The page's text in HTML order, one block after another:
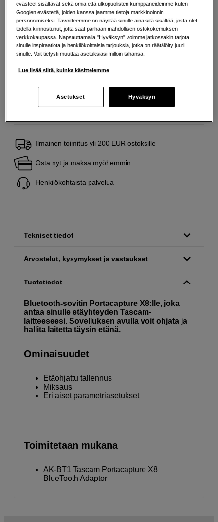
Lisää tietoa
35 EUR
Maksa heti tai jaa useampaan osamaksuun
Ilmainen toimitus yli 200 EUR ostoksille
Osta nyt ja maksa myöhemmin
Henkilökohtaista palvelua
Tekniset tiedot
Arvostelut, kysymykset ja vastaukset
Tuotetiedot
Bluetooth-sovitin Portacapture X8:lle, joka
antaa sinulle etäyhteyden Tascam-
laitteeseesi. Sovelluksen avulla voit ohjata ja
hallita laitetta täysin etänä.
Ominaisuudet
Etäohjattu tallennus
Miksaus
Erilaiset parametriasetukset
Toimitetaan mukana
AK-BT1 Tascam Portacapture X8
BlueTooth Adaptor
evästeet sisältävät sekä omia että ulkopuolisten kumppaneidemme kuten
Googlen evästeitä, joiden kanssa jaamme tietoja markkinoinnin
personoimiseksi. Tavoitteemme on näyttää sinulle aina sitä sisältöä, josta olet
todella kiinnostunut, jotta saat parhaan mahdollisen ostokokemuksen
verkkokaupassa. Napsauttamalla "Hyväksyn" voimme jatkossakin tarjota
sinulle inspiraatiota ja henkilökohtaisia tarjouksia, jotka on räätälöity juuri
sinulle. Voit tietysti muuttaa asetuksiasi milloin tahansa.
Lue lisää siitä, kuinka käsittelemme
Asetukset Hyväksyn